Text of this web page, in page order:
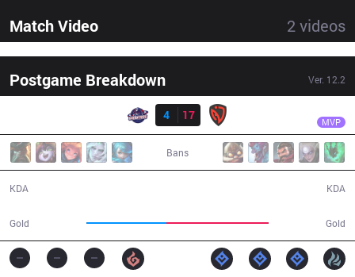
Match Video 2 videos
Postgame Breakdown Ver. 12.2
4
17 MVP
Bans
KDA
Gold Gold
KDA